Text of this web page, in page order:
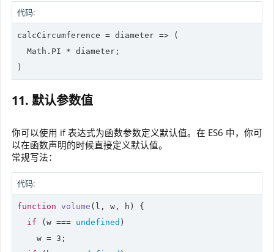
代码:
calcCircumference = diameter => (
Math .PI * diameter;
)
11. 默认参数值
你可以使用 if 表达式为函数参数定义默认值。在 ES6 中，你可
以在函数声明的时候直接定义默认值。
常规写法：
代码:
function volume ( l, w, h ) {
if (w === undefined )
    w =
3 ;